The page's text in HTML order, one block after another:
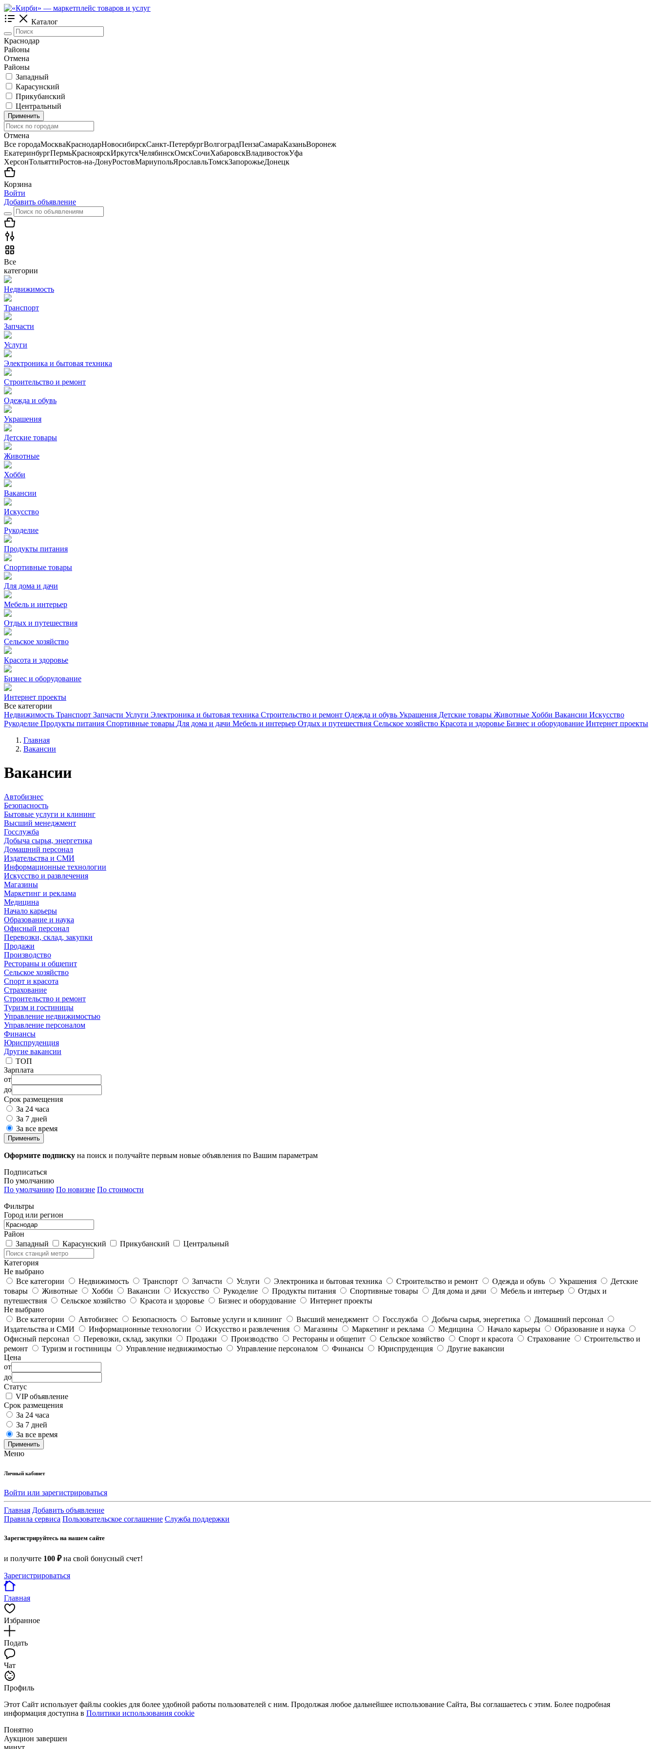
Каталог
Краснодар
Районы
Отмена
Районы
Западный
Карасунский
Прикубанский
Центральный
Применить
Отмена
Все городаМоскваКраснодарНовосибирскСанкт-ПетербургВолгоградПензаСамараКазаньВоронеж
ЕкатеринбургПермьКрасноярскИркутскЧелябинскОмскСочиХабаровскВладивостокУфа
ХерсонТольяттиРостов-на-ДонуРостовМариупольЯрославльТомскЗапорожьеДонецк
Корзина
Войти
Добавить объявление
Все
категории
Недвижимость
Транспорт
Запчасти
Услуги
Электроника и бытовая техника
Строительство и ремонт
Одежда и обувь
Украшения
Детские товары
Животные
Хобби
Вакансии
Искусство
Рукоделие
Продукты питания
Спортивные товары
Для дома и дачи
Мебель и интерьер
Отдых и путешествия
Сельское хозяйство
Красота и здоровье
Бизнес и оборудование
Интернет проекты
Все категории
Недвижимость Транспорт Запчасти Услуги Электроника и бытовая техника Строительство и ремонт Одежда и обувь Украшения Детские товары Животные Хобби Вакансии Искусство
Рукоделие Продукты питания Спортивные товары Для дома и дачи Мебель и интерьер Отдых и путешествия Сельское хозяйство Красота и здоровье Бизнес и оборудование Интернет проекты
Главная
Вакансии
Вакансии
Автобизнес
Безопасность
Бытовые услуги и клининг
Высший менеджмент
Госслужба
Добыча сырья, энергетика
Домашний персонал
Издательства и СМИ
Информационные технологии
Искусство и развлечения
Магазины
Маркетинг и реклама
Медицина
Начало карьеры
Образование и наука
Офисный персонал
Перевозки, склад, закупки
Продажи
Производство
Рестораны и общепит
Сельское хозяйство
Спорт и красота
Страхование
Строительство и ремонт
Туризм и гостиницы
Управление недвижимостью
Управление персоналом
Финансы
Юриспруденция
Другие вакансии
ТОП
Зарплата
от
до
Срок размещения
За 24 часа
За 7 дней
За все время
Применить
Оформите подписку на поиск и получайте первым новые объявления по Вашим параметрам
Подписаться
По умолчанию
По умолчанию По новизне По стоимости
Фильтры
Город или регион
Район
Западный
Карасунский Прикубанский Центральный
Категория
Не выбрано
Все категории
Недвижимость Транспорт Запчасти Услуги Электроника и бытовая техника Строительство и ремонт Одежда и обувь Украшения
Детские
товары
Животные Хобби Вакансии Искусство Рукоделие Продукты питания Спортивные товары Для дома и дачи Мебель и интерьер
Отдых и
путешествия
Сельское хозяйство Красота и здоровье Бизнес и оборудование
Интернет проекты
Не выбрано
Все категории
Автобизнес Безопасность Бытовые услуги и клининг Высший менеджмент Госслужба Добыча сырья, энергетика
Домашний персонал
Издательства и СМИ
Информационные технологии Искусство и развлечения Магазины Маркетинг и реклама Медицина Начало карьеры
Образование и наука
Офисный персонал
Перевозки, склад, закупки Продажи Производство Рестораны и общепит Сельское хозяйство Спорт и красота Страхование
Строительство и
ремонт
Туризм и гостиницы Управление недвижимостью Управление персоналом Финансы Юриспруденция
Другие вакансии
Цена
от
до
Статус
VIP объявление
Срок размещения
За 24 часа
За 7 дней
За все время
Применить
Меню
Личный кабинет
Войти или зарегистрироваться
Главная Добавить объявление
Правила сервиса Пользовательское соглашение Служба поддержки
Зарегистрируйтесь на нашем сайте
и получите 100 ₽на свой бонусный счет!
Зарегистрироваться
Главная
Избранное
Подать
Чат
Профиль
Этот Сайт использует файлы cookies для более удобной работы пользователей с ним. Продолжая любое дальнейшее использование Сайта, Вы соглашаетесь с этим. Более подробная
информация доступна в Политики использования cookie
Понятно
Аукцион завершен